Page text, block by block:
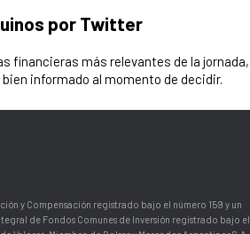
por Twitter
financieras más relevantes de la jornada,
informado al momento de decidir.
y Compensación registrado bajo el número 159 y un
de Fondos Comunes de Inversión registrado bajo el